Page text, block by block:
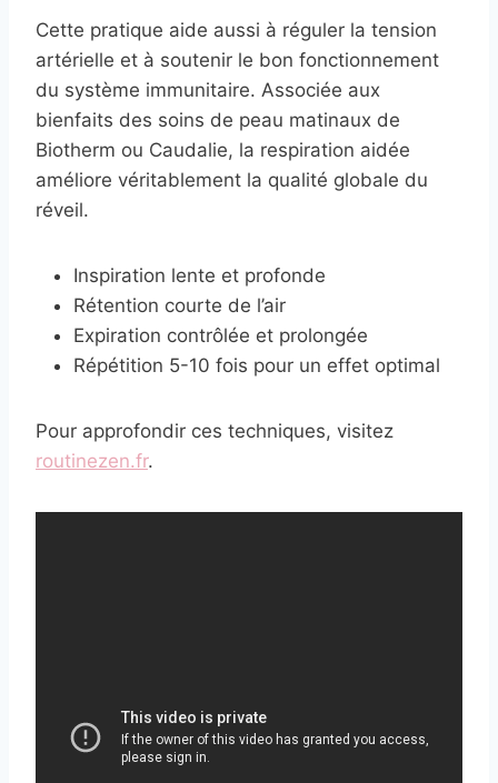
Cette pratique aide aussi à réguler la tension
artérielle et à soutenir le bon fonctionnement
du système immunitaire. Associée aux
bienfaits des soins de peau matinaux de
Biotherm ou Caudalie, la respiration aidée
améliore véritablement la qualité globale du
réveil.
Inspiration lente et profonde
Rétention courte de l’air
Expiration contrôlée et prolongée
Répétition 5-10 fois pour un effet optimal
Pour approfondir ces techniques, visitez
routinezen.fr.